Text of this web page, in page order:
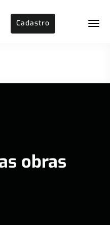
Cadastro
obras